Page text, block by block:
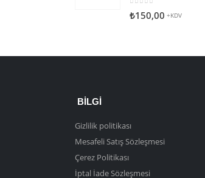
0 5 üzerinden
₺150,00 +KDV
BILGI
Gizlilik politikası
Mesafeli Satış Sözleşmesi
Çerez Politikası
İptal İade Sözleşmesi